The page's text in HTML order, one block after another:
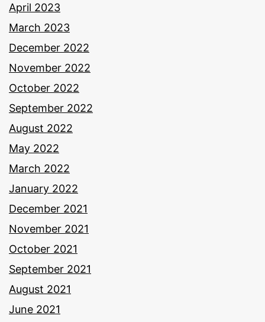
April 2023
March 2023
December 2022
November 2022
October 2022
September 2022
August 2022
May 2022
March 2022
January 2022
December 2021
November 2021
October 2021
September 2021
August 2021
June 2021